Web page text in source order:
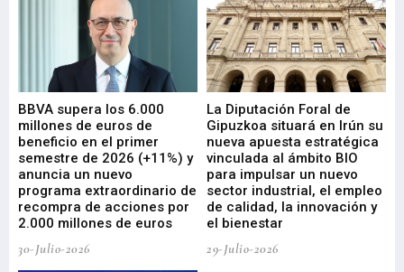
BBVA supera los 6.000
millones de euros de
beneficio en el primer
semestre de 2026 (+11%) y
anuncia un nuevo
programa extraordinario de
recompra de acciones por
2.000 millones de euros
30-Julio-2026
La Diputación Foral de
Gipuzkoa situará en Irún su
nueva apuesta estratégica
vinculada al ámbito BIO
para impulsar un nuevo
sector industrial, el empleo
de calidad, la innovación y
el bienestar
29-Julio-2026